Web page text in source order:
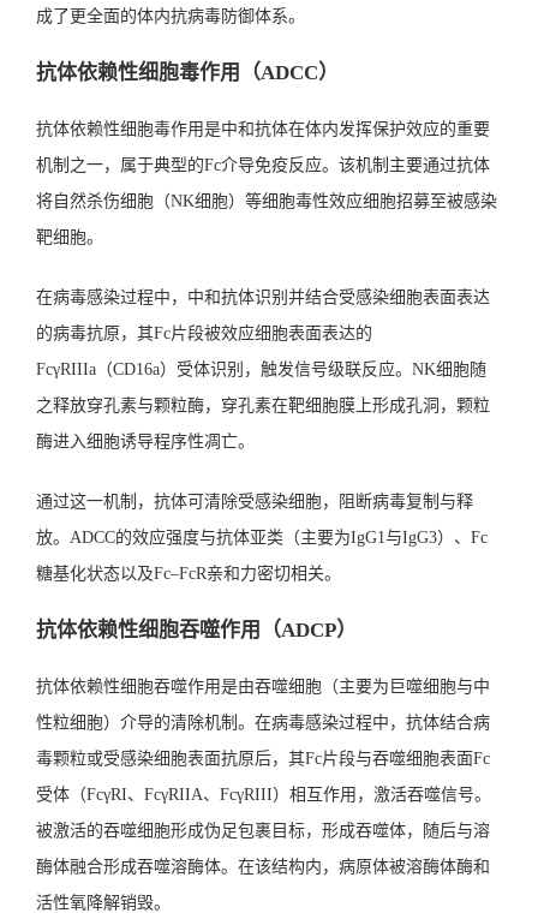
成了更全面的体内抗病毒防御体系。
抗体依赖性细胞毒作用（ADCC）
抗体依赖性细胞毒作用是中和抗体在体内发挥保护效应的重要
机制之一，属于典型的Fc介导免疫反应。该机制主要通过抗体
将自然杀伤细胞（NK细胞）等细胞毒性效应细胞招募至被感染
靶细胞。
在病毒感染过程中，中和抗体识别并结合受感染细胞表面表达
的病毒抗原，其Fc片段被效应细胞表面表达的
FcγRIIIa（CD16a）受体识别，触发信号级联反应。NK细胞随
之释放穿孔素与颗粒酶，穿孔素在靶细胞膜上形成孔洞，颗粒
酶进入细胞诱导程序性凋亡。
通过这一机制，抗体可清除受感染细胞，阻断病毒复制与释
放。ADCC的效应强度与抗体亚类（主要为IgG1与IgG3）、Fc
糖基化状态以及Fc–FcR亲和力密切相关。
抗体依赖性细胞吞噬作用（ADCP）
抗体依赖性细胞吞噬作用是由吞噬细胞（主要为巨噬细胞与中
性粒细胞）介导的清除机制。在病毒感染过程中，抗体结合病
毒颗粒或受感染细胞表面抗原后，其Fc片段与吞噬细胞表面Fc
受体（FcγRI、FcγRIIA、FcγRIII）相互作用，激活吞噬信号。
被激活的吞噬细胞形成伪足包裹目标，形成吞噬体，随后与溶
酶体融合形成吞噬溶酶体。在该结构内，病原体被溶酶体酶和
活性氧降解销毁。